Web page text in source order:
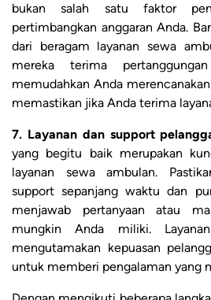
bukan salah satu faktor
pertimbangkan anggaran Anda.
dari beragam layanan sewa
mereka terima
memudahkan Anda
memastikan jika Anda terima
7. Layanan dan support
yang begitu baik merupakan
layanan sewa ambulan.
support sepanjang waktu dan
menjawab pertanyaan atau
mungkin Anda miliki.
mengutamakan kepuasan
untuk memberi pengalaman yang